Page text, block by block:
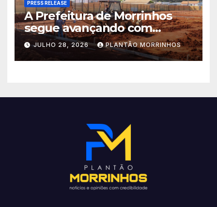
PRESS RELEASE
A Prefeitura de Morrinhos
segue avançando com
importantes investimentos
no Setor Arca de Noé.
JULHO 28, 2026 PLANTÃO MORRINHOS